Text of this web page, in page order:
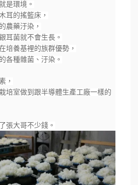
是環境。
耳的搖籃床，
農藥汙染，
耳菌就不會生長。
培養基裡的族群優勢，
各種雜菌、汙染。
，
培室做到跟半導體生產工廠一樣的
張大哥不少錢。